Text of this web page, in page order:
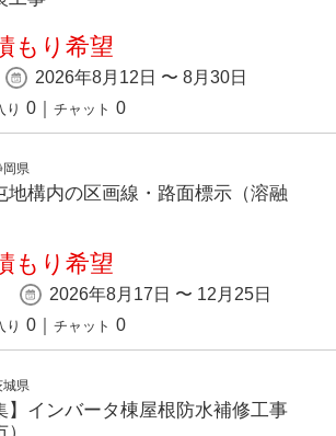
もり希望
2026年8月12日 〜 8月30日
り 0 チャット 0
岡県
地構内の区画線・路面標示（溶融
もり希望
2026年8月17日 〜 12月25日
り 0 チャット 0
城県
】インバータ棟屋根防水補修工事